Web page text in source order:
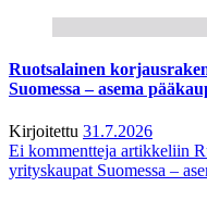
Ruotsalainen
Suomessa – asema
Kirjoitettu 31.7.2026
Ei kommentteja artikkeliin
yrityskaupat Suomessa –